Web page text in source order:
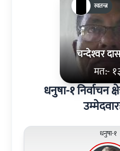
चन्देश्‍वर
मत:-
स्वतन्त्र
धनुषा-१ निर्वाचन
धनुषा-१